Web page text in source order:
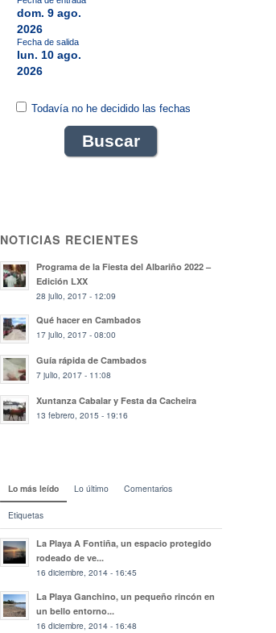
dom. 9 ago.
2026
Fecha de salida
lun. 10 ago.
2026
Todavía no he decidido las fechas
NOTICIAS RECIENTES
Programa de la Fiesta del Albariño 2022 –
Edición LXX
28 julio, 2017 - 12:09
Qué hacer en Cambados
17 julio, 2017 - 08:00
Guía rápida de Cambados
7 julio, 2017 - 11:08
Xuntanza Cabalar y Festa da Cacheira
13 febrero, 2015 - 19:16
Lo más leído Lo último Comentarios
Etiquetas
La Playa A Fontiña, un espacio protegido
rodeado de ve...
16 diciembre, 2014 - 16:45
La Playa Ganchino, un pequeño rincón en
un bello entorno...
16 diciembre, 2014 - 16:48